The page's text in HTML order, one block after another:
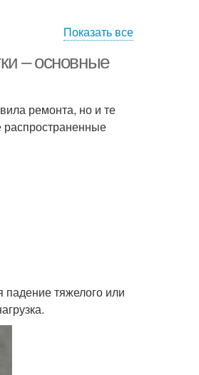
Показать все
– основные
ремонта, но и те
тяжелого или